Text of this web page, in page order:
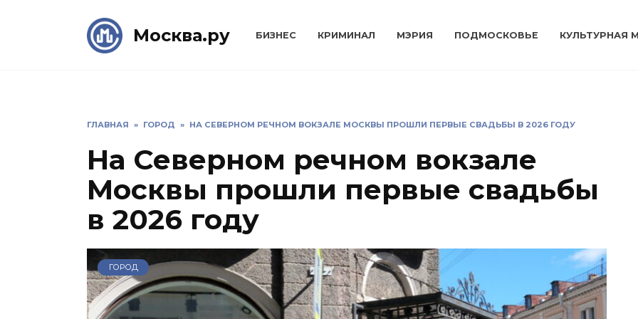
Москва.ру БИЗНЕС КРИМИНАЛ МЭРИЯ ПОДМОСКОВЬЕ КУЛЬТУРНАЯ
ГЛАВНАЯ » ГОРОД » НА СЕВЕРНОМ РЕЧНОМ ВОКЗАЛЕ МОСКВЫ ПРОШЛИ ПЕРВЫЕ СВАДЬБЫ В 2026 ГОДУ
На Северном речном вокзале
Москвы прошли первые свадьбы
в 2026 году
ГОРОД